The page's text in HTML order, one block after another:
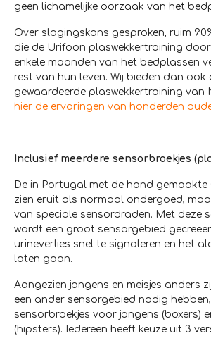
geen lichamelijke oorzaak van het
Over slagingskans gesproken, ruim
die de Urifoon plaswekkertraining
enkele maanden van het bedplassen
rest van hun leven. Wij bieden dan ook
gewaardeerde plaswekkertraining van
hier de ervaringen van honderden
Inclusief meerdere sensorbroekjes
De in Portugal met de hand gemaakte
zien eruit als normaal ondergoed,
van speciale sensordraden. Met deze
wordt een groot sensorgebied
urineverlies snel te signaleren en het
laten gaan.
Aangezien jongens en meisjes anders
een ander sensorgebied nodig
sensorbroekjes voor jongens (boxers)
(hipsters). Iedereen heeft keuze uit 3